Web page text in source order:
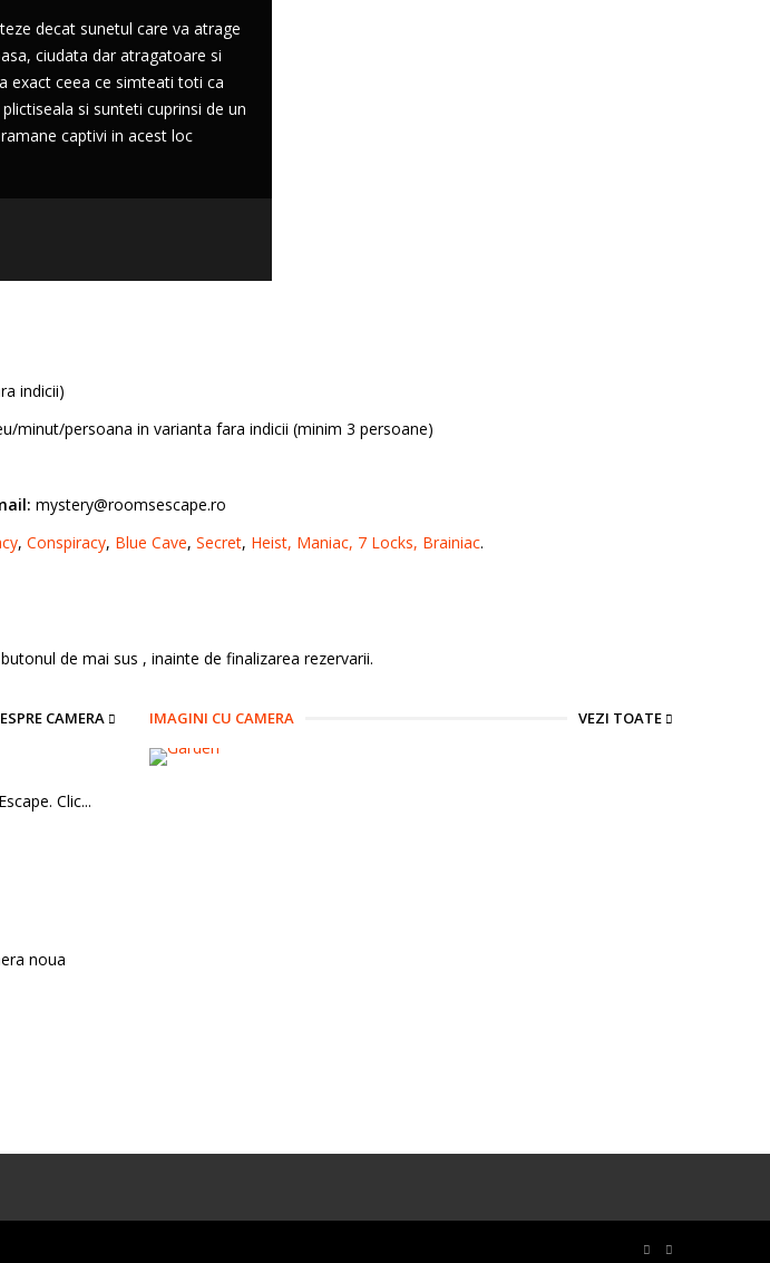
decat sunetul care va atrage
ciudata dar atragatoare si
exact ceea ce simteati toti ca
si sunteti cuprinsi de un
captivi in acest loc
indicii)
minut/persoana in varianta fara indicii (minim 3 persoane)
mystery@roomsescape.ro
, Conspiracy, Blue Cave, Secret, Heist, Maniac, 7 Locks, Brainiac.
de mai sus , inainte de finalizarea rezervarii.
CAMERA
Clic...
noua
IMAGINI CU CAMERA VEZI TOATE